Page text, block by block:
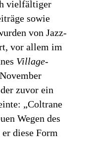
vielfältiger
sowie
von Jazz-
vor allem im
Village-
zuvor ein
„Coltrane
Wegen des
diese Form